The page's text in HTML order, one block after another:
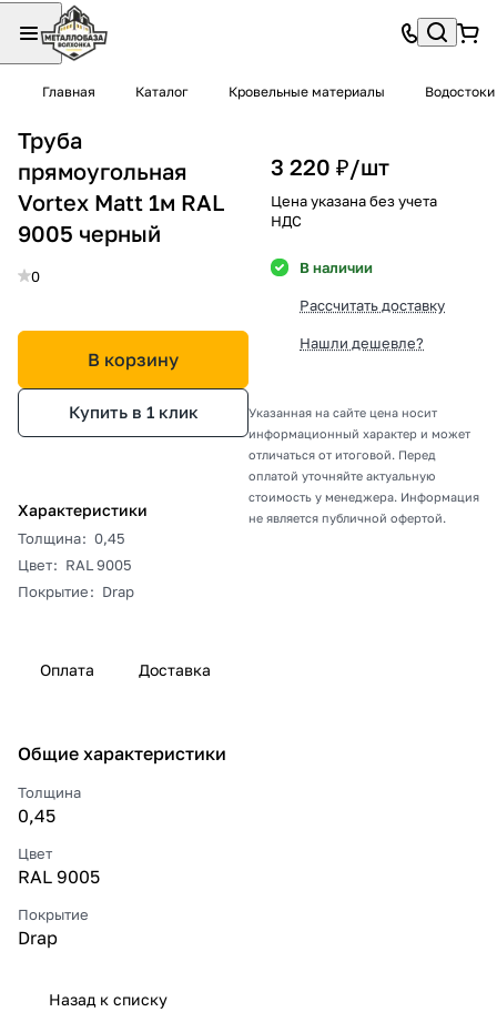
Главная Каталог Кровельные материалы Водостоки
Труба
прямоугольная
Vortex Matt 1м RAL
9005 черный
0
В корзину
Купить в 1 клик
Характеристики
Толщина: 0,45
Цвет: RAL 9005
Покрытие: Drap
3 220 ₽/шт
Цена указана без учета
НДС
В наличии
Рассчитать доставку
Нашли дешевле?
Указанная на сайте цена носит
информационный характер и может
отличаться от итоговой. Перед
оплатой уточняйте актуальную
стоимость у менеджера. Информация
не является публичной офертой.
Оплата Доставка
Общие характеристики
Толщина
0,45
Цвет
RAL 9005
Покрытие
Drap
Назад к списку